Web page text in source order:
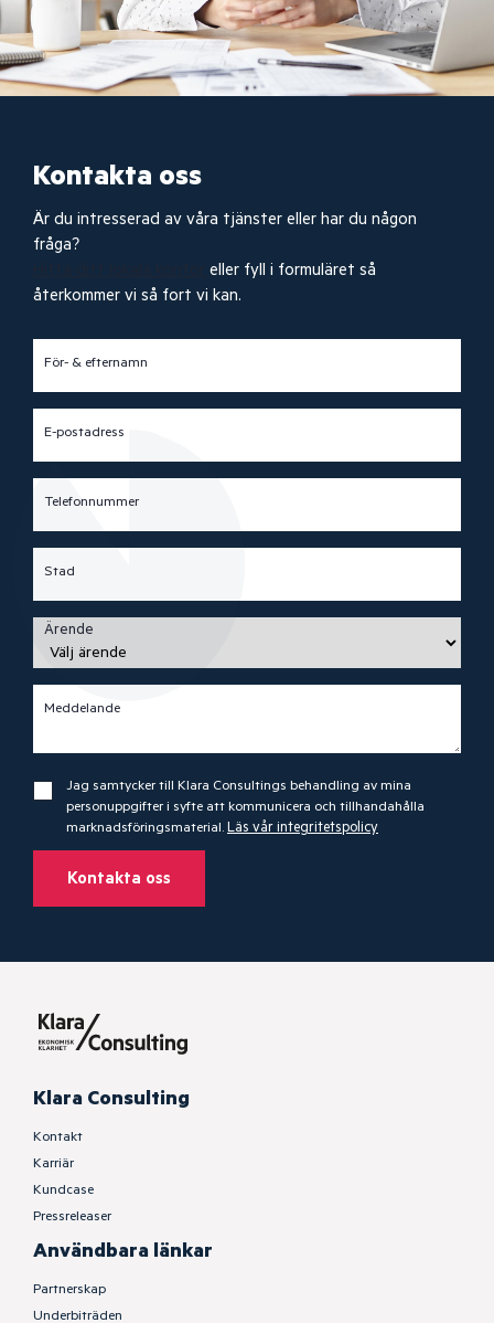
Kontakta oss
Är du intresserad av våra tjänster eller har du någon
fråga?
eller fyll i formuläret så
återkommer vi så fort vi kan.
För- & efternamn
E-postadress
Telefonnummer
Stad
Ärende
Meddelande
Jag samtycker till Klara Consultings behandling av mina
personuppgifter i syfte att kommunicera och tillhandahålla
marknadsföringsmaterial. Läs vår integritetspolicy
Kontakta oss
Klara Consulting
Kontakt
Karriär
Kundcase
Pressreleaser
Användbara länkar
Partnerskap
Underbiträden